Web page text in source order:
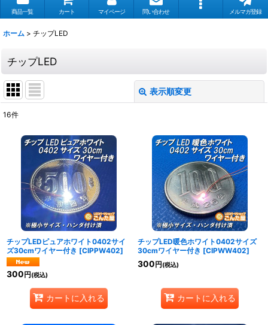
商品一覧 カート マイページ 問い合わせ メルマガ登録
ホーム > チップLED
チップLED
表示順変更
16件
チップLEDピュアホワイト0402サイ
ズ30cmワイヤー付き [CIPPW402]
300円(税込)
カートに入れる
チップLED暖色ホワイト0402サイズ
30cmワイヤー付き [CIPWW402]
300円(税込)
カートに入れる